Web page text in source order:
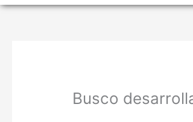
Busco